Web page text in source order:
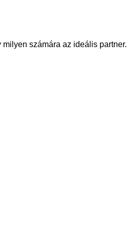
milyen számára az ideális partner.